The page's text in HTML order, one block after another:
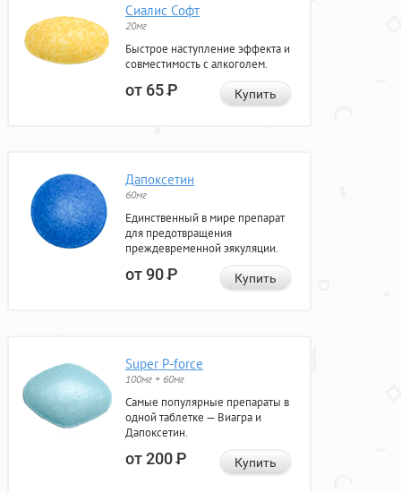
Сиалис Софт
20мг
Быстрое наступление эффекта и
совместимость с алкоголем.
от 65Р Купить
Дапоксетин
60мг
Единственный в мире препарат
для предотвращения
преждевременной эякуляции.
от 90Р Купить
Super P-force
100мг + 60мг
Самые популярные препараты в
одной таблетке — Виагра и
Дапоксетин.
от 200Р Купить